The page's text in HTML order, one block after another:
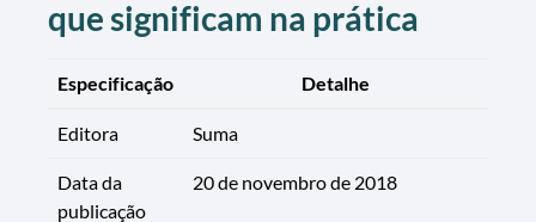
que significam na prática
Especificação Detalhe
Editora Suma
Data da
publicação
20 de novembro de 2018